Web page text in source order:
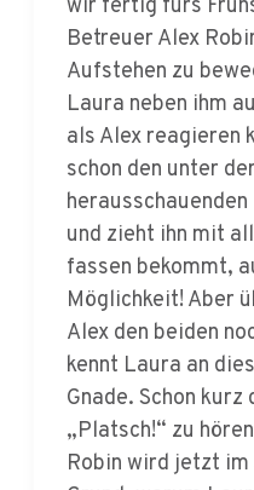
Aufstehen zu
Laura neben ihm
als Alex reagieren
schon den unter
herausschauenden
und zieht ihn mit
fassen bekommt,
Möglichkeit! Aber
Alex den beiden
kennt Laura an
Gnade. Schon
„Platsch!“ zu
Robin wird jetzt im
Grund, warum
ist, hat Alex